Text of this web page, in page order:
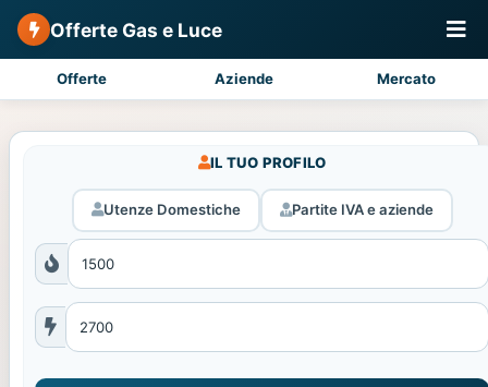
Offerte Gas e Luce
Offerte Aziende Mercato
IL TUO PROFILO
Utenze Domestiche Partite IVA e aziende